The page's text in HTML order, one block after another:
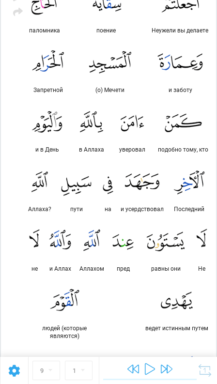
9 1
Неужели вы делаете
поение
паломника
и заботу
(о) Мечети
Запретной
подобно тому, кто
уверовал
в Аллаха
и в День
Последний
и усердствовал
на
пути
Аллаха?
Не
равны они
пред
Аллахом
и Аллах
не
ведет истинным путем
людей (которые
являются)